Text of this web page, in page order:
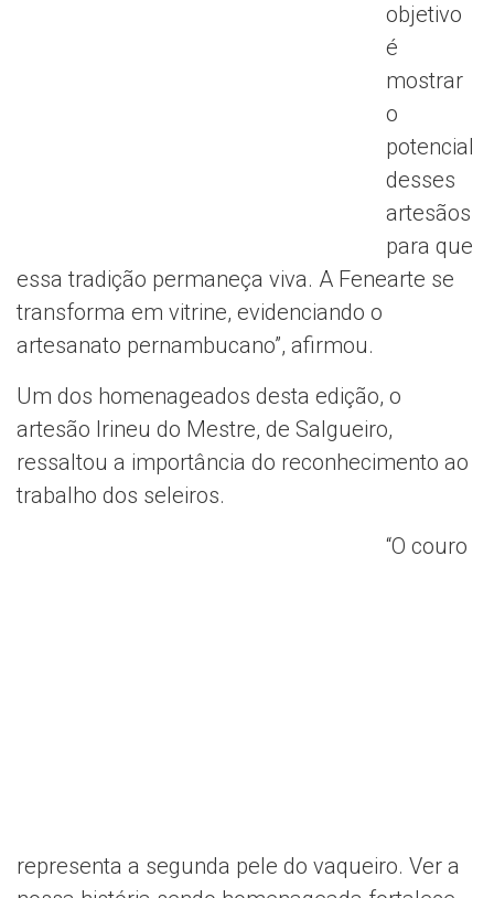
objetivo
é
mostrar
o
potencial
desses
artesãos
para que
essa tradição permaneça viva. A Fenearte se
transforma em vitrine, evidenciando o
artesanato pernambucano”, afirmou.
Um dos homenageados desta edição, o
artesão Irineu do Mestre, de Salgueiro,
ressaltou a importância do reconhecimento ao
trabalho dos seleiros.
“O couro
representa a segunda pele do vaqueiro. Ver a